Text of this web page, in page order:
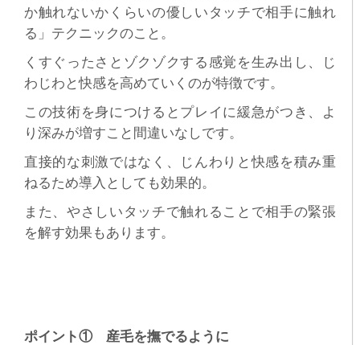
か触れないかくらいの優しいタッチで相手に触れ
る」テクニックのこと。
くすぐったさとゾクゾクする感覚を生み出し、じ
わじわと快感を高めていくのが特徴です。
この技術を身につけるとプレイに緩急がつき、よ
り深みが増すこと間違いなしです。
直接的な刺激ではなく、じんわりと快感を積み重
ねるため導入としても効果的。
また、やさしいタッチで触れることで相手の緊張
を解す効果もあります。
ポイント① 産毛を撫でるように